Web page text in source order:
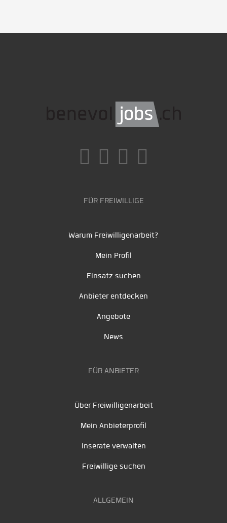
FÜR FREIWILLIGE
Warum Freiwilligenarbeit?
Mein Profil
Einsatz suchen
Anbieter entdecken
Angebote
News
FÜR ANBIETER
Über Freiwilligenarbeit
Mein Anbieterprofil
Inserate verwalten
Freiwillige suchen
ALLGEMEIN